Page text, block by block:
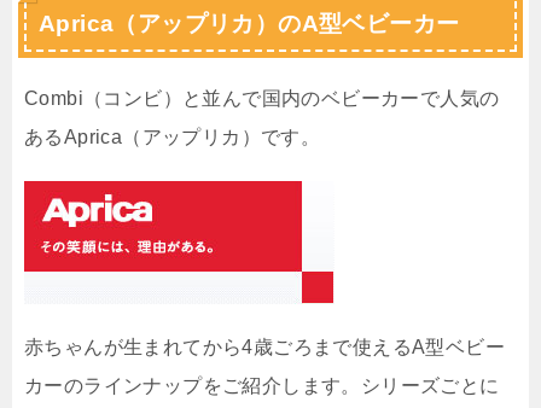
Aprica（アップリカ）のA型ベビーカー
Combi（コンビ）と並んで国内のベビーカーで人気の
あるAprica（アップリカ）です。
赤ちゃんが生まれてから4歳ごろまで使えるA型ベビー
カーのラインナップをご紹介します。シリーズごとに